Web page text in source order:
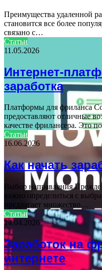
Преимущества удаленной
становится все более
связано с…
Статьи
11.05.2026
Интернет-
заработка
Платформы для фриланса
предоставляют отличные
качестве фрилансера. Это
Статьи
16.06.2026
Как начать
Выбор направления Прежде
важно определиться с
предлагает множество…
Статьи
14.04.2026
Заработок на
интернете